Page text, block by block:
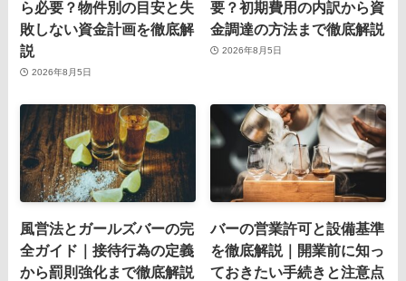
ら必要？物件別の目安と失
敗しない資金計画を徹底解
説
2026年8月5日
要？初期費用の内訳から資
金調達の方法まで徹底解説
2026年8月5日
風営法とガールズバーの完
全ガイド｜接待行為の定義
から罰則強化まで徹底解説
バーの営業許可と設備基準
を徹底解説｜開業前に知っ
ておきたい手続きと注意点